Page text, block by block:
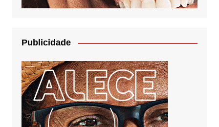
Publicidade